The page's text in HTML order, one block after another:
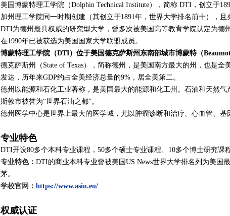
美国博蒙特理工学院（Dolphin Technical Institute），简称 DTI，创立于
加州理工学院同一时期创建（其创立于1891年，世界大学排名前十），且
DTI为德州最具权威的研究型大学，曾多次被美国高等教育学院认定为德
在1990年已被获选为美国国家大学联盟成员。
博蒙特理工学院（DTI）位于美国德克萨斯州东南部城市博蒙特（Beaumot
德克萨斯州（State of Texas），简称德州，是美国南方最大的州，也是
发达，历年来GDP约占全美经济总量的9%，居全美第二。
德州以能源和石化工业著称，是美国最大的能源和化工州。石油和天然
斯敦市被誉为“世界石油之都”。
德州医学中心是世界上最大的医学城，尤以肿瘤诊断和治疗、心血管、基
专业特色
DTI开设80多个本科专业课程，50多个硕士专业课程、10多个博士研究课程
专业特色： DTI的商业本科专业曾被美国US News世界大学排名列为美国
茅。
学校官网： https://www.asiu.eu/
权威认证